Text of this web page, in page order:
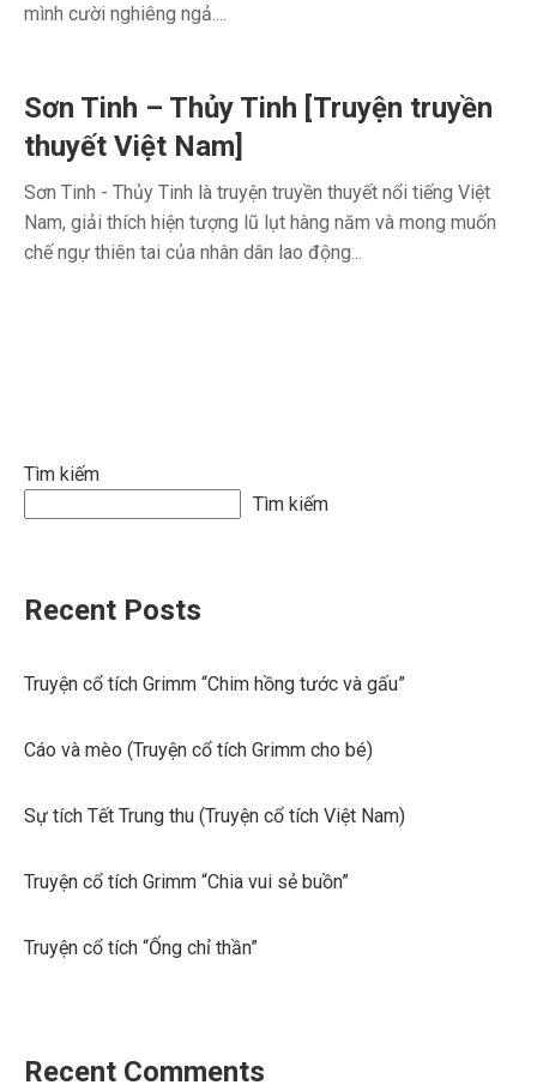
mình cười nghiêng ngả....
Sơn Tinh – Thủy Tinh [Truyện truyền
thuyết Việt Nam]
Sơn Tinh - Thủy Tinh là truyện truyền thuyết nổi tiếng Việt
Nam, giải thích hiện tượng lũ lụt hàng năm và mong muốn
chế ngự thiên tai của nhân dân lao động...
Tìm kiếm
Tìm kiếm
Recent Posts
Truyện cổ tích Grimm “Chim hồng tước và gấu”
Cáo và mèo (Truyện cổ tích Grimm cho bé)
Sự tích Tết Trung thu (Truyện cổ tích Việt Nam)
Truyện cổ tích Grimm “Chia vui sẻ buồn”
Truyện cổ tích “Ống chỉ thần”
Recent Comments